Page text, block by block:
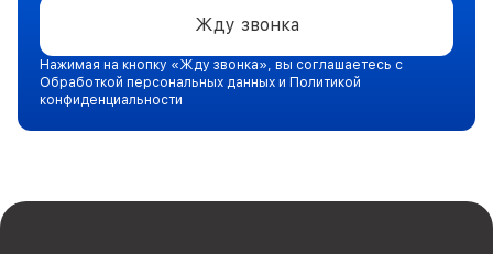
Жду звонка
Нажимая на кнопку «Жду звонка», вы соглашаетесь с
Обработкой персональных данных и Политикой
конфиденциальности